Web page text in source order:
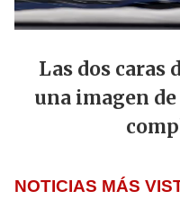
Las dos caras
una imagen
NOTICIAS MÁS